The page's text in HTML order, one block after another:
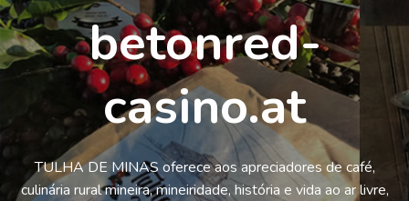
betonred-
casino.at
TULHA DE MINAS oferece aos apreciadores de café,
culinária rural mineira, mineiridade, história e vida ao ar livre,